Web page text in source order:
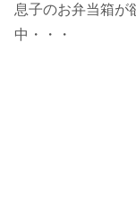
息子のお弁当箱が
中・・・